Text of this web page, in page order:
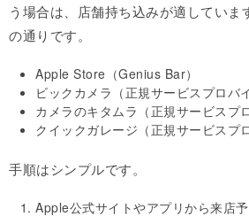
う場合は、店舗持ち込みが適していま
の通りです。
Apple Store（Genius Bar）
ビックカメラ（正規サービスプロバイ
カメラのキタムラ（正規サービスプ
クイックガレージ（正規サービス
手順はシンプルです。
Apple公式サイトやアプリから来店